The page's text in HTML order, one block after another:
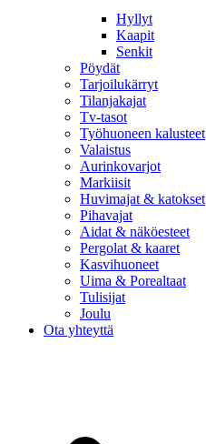
Hyllyt
Kaapit
Senkit
Pöydät
Tarjoilukärryt
Tilanjakajat
Tv-tasot
Työhuoneen kalusteet
Valaistus
Aurinkovarjot
Markiisit
Huvimajat & katokset
Pihavajat
Aidat & näköesteet
Pergolat & kaaret
Kasvihuoneet
Uima & Porealtaat
Tulisijat
Joulu
Ota yhteyttä